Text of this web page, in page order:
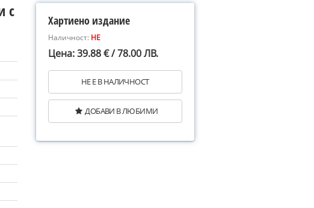
с Хартиено издание
Наличност: НЕ
Цена: 39.88 € / 78.00 ЛВ.
НЕ Е В НАЛИЧНОСТ
ДОБАВИ В ЛЮБИМИ